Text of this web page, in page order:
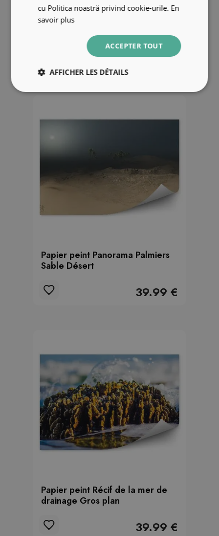
Papier peint Récif Large Poisson
39.99 €
Papier peint Panorama Palmiers
Sable Désert
39.99 €
Papier peint Récif de la mer de
drainage Gros plan
39.99 €
cu Politica noastră privind cookie-urile. En
savoir plus
ACCEPTER TOUT
AFFICHER LES DÉTAILS